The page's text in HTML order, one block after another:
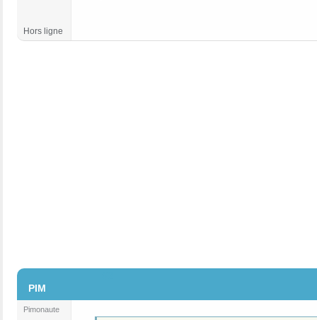
Hors ligne
PIM
Pimonaute